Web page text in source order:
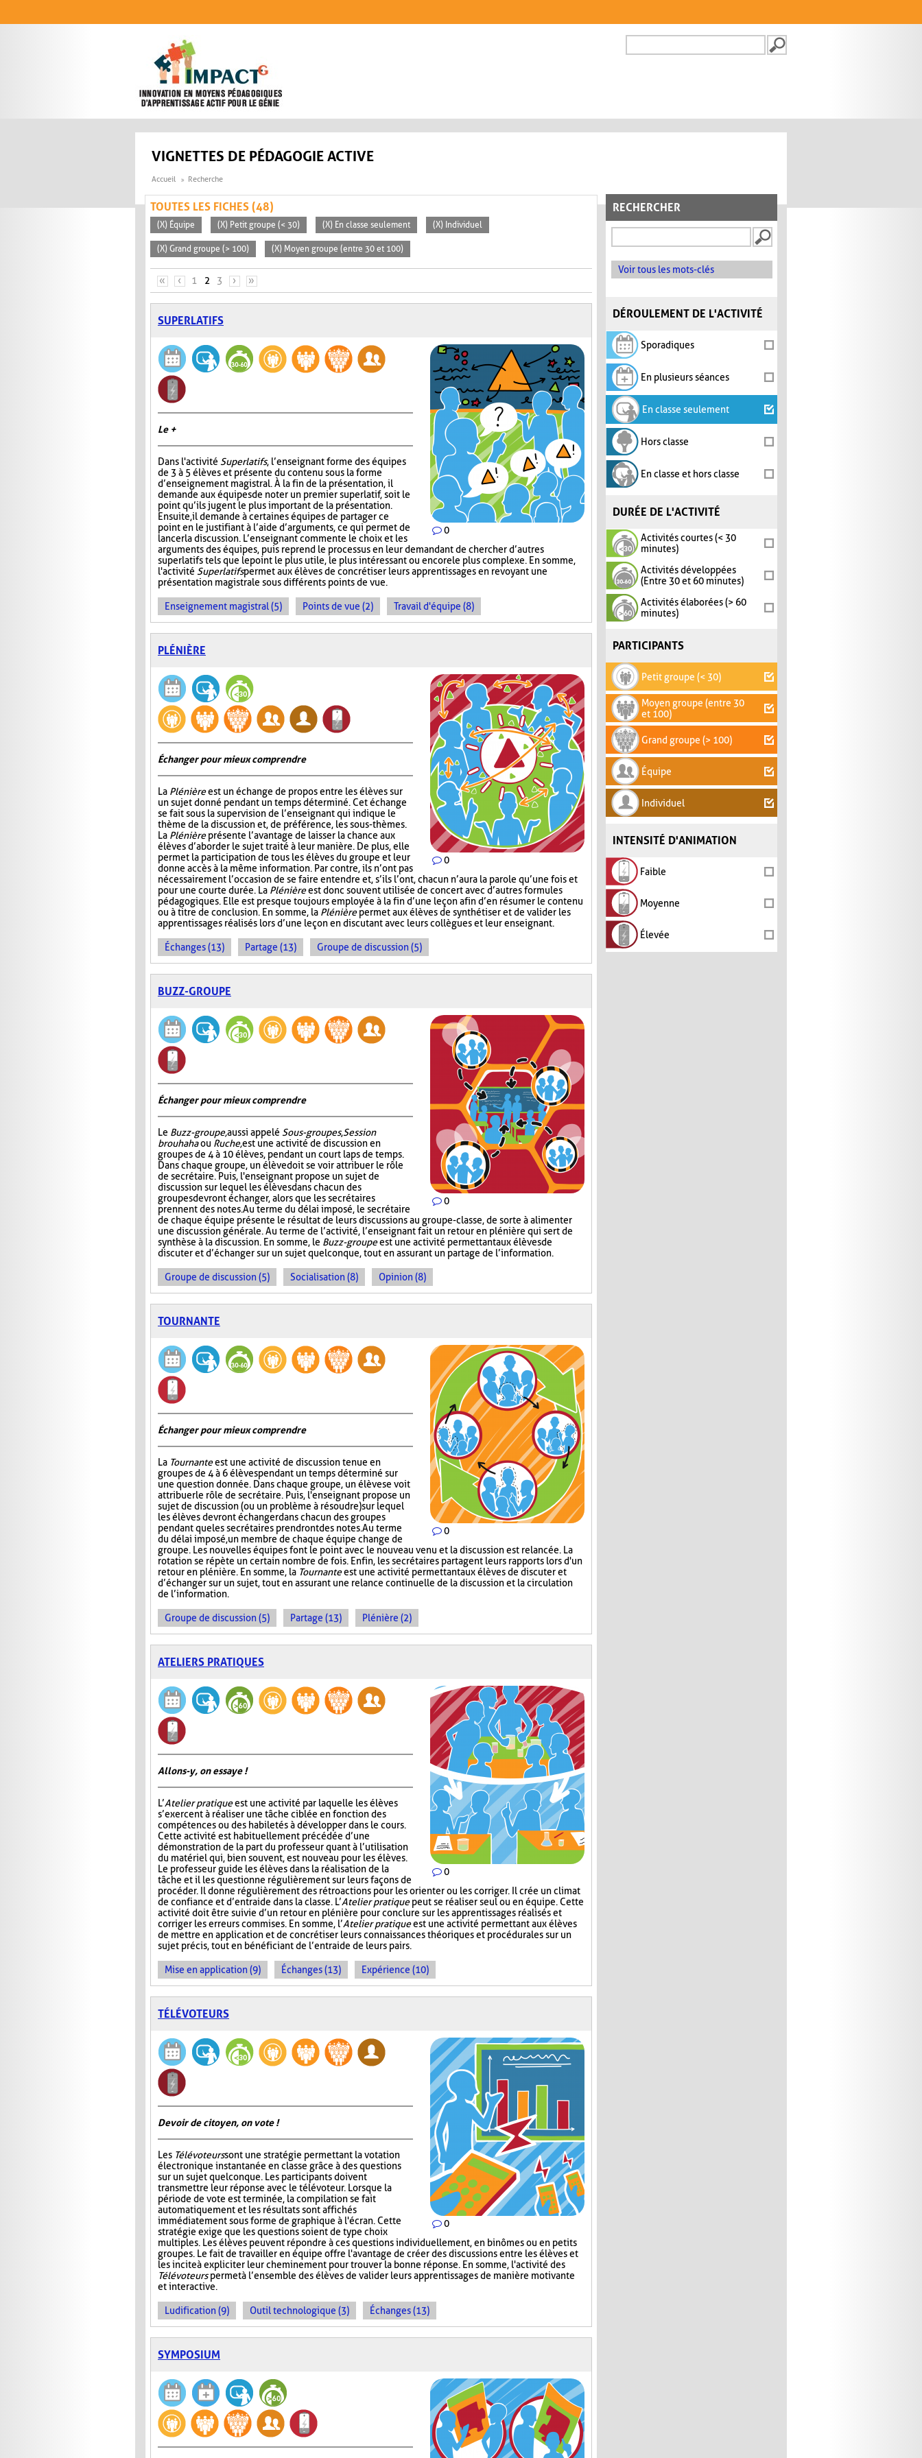
FORMULAIRE DE
VIGNETTES DE PÉDAGOGIE ACTIVE
Accueil Recherche
RECHERCHER
Voir tous les mots-clés
DÉROULEMENT DE L'ACTIVITÉ
Sporadiques
En plusieurs séances
En classe seulement
Hors classe
En classe et hors classe
DURÉE DE L'ACTIVITÉ
Activités courtes (< 30
minutes)
Activités développées
(Entre 30 et 60 minutes)
Activités élaborées (> 60
minutes)
PARTICIPANTS
Petit groupe (< 30)
Moyen groupe (entre 30
et 100)
Grand groupe (> 100)
Équipe
Individuel
INTENSITÉ D'ANIMATION
Faible
Moyenne
Élevée
TOUTES LES FICHES (48)
(X) Équipe (X) Petit groupe (< 30) (X) En classe seulement (X) Individuel
(X) Grand groupe (> 100) (X) Moyen groupe (entre 30 et 100)
PAGES
« ‹ 1 2 3 › »
SUPERLATIFS
0
Le +
Dans l'activité Superlatifs, l’enseignant forme des équipes
de 3 à 5 élèves et présente du contenu sous la forme
d’enseignement magistral. À la fin de la présentation, il
demande aux équipes de noter un premier superlatif, soit le
point qu’ils jugent le plus important de la présentation.
Ensuite, il demande à certaines équipes de partager ce
point en le justifiant à l’aide d’arguments, ce qui permet de
lancer la discussion. L’enseignant commente le choix et les
arguments des équipes, puis reprend le processus en leur demandant de chercher d’autres
superlatifs tels que le point le plus utile, le plus intéressant ou encore le plus complexe. En somme,
l'activité Superlatifspermet aux élèves de concrétiser leurs apprentissages en revoyant une
présentation magistrale sous différents points de vue.
Enseignement magistral (5) Points de vue (2) Travail d'équipe (8)
PLÉNIÈRE
0
Échanger pour mieux comprendre
La Plénièreest un échange de propos entre les élèves sur
un sujet donné pendant un temps déterminé. Cet échange
se fait sous la supervision de l’enseignant qui indique le
thème de la discussion et, de préférence, les sous-thèmes.
La Plénièreprésente l’avantage de laisser la chance aux
élèves d’aborder le sujet traité à leur manière. De plus, elle
permet la participation de tous les élèves du groupe et leur
donne accès à la même information. Par contre, ils n’ont pas
nécessairement l’occasion de se faire entendre et, s’ils l’ont, chacun n’aura la parole qu’une fois et
pour une courte durée. La Plénièreest donc souvent utilisée de concert avec d’autres formules
pédagogiques. Elle est presque toujours employée à la fin d’une leçon afin d’en résumer le contenu
ou à titre de conclusion. En somme, la Plénièrepermet aux élèves de synthétiser et de valider les
apprentissages réalisés lors d’une leçon en discutant avec leurs collègues et leur enseignant.
Échanges (13) Partage (13) Groupe de discussion (5)
BUZZ-GROUPE
0
Échanger pour mieux comprendre
Le Buzz-groupe,aussi appelé Sous-groupes,Session
brouhahaou Ruche,est une activité de discussion en
groupes de 4 à 10 élèves, pendant un court laps de temps.
Dans chaque groupe, un élève doit se voir attribuer le rôle
de secrétaire. Puis, l'enseignant propose un sujet de
discussion sur lequel les élèves dans chacun des
groupes devront échanger, alors que les secrétaires
prennent des notes. Au terme du délai imposé, le secrétaire
de chaque équipe présente le résultat de leurs discussions au groupe-classe, de sorte à alimenter
une discussion générale. Au terme de l’activité, l’enseignant fait un retour en plénière qui sert de
synthèse à la discussion. En somme, le Buzz-groupeest une activité permettant aux élèves de
discuter et d’échanger sur un sujet quelconque, tout en assurant un partage de l’information.
Groupe de discussion (5) Socialisation (8) Opinion (8)
TOURNANTE
0
Échanger pour mieux comprendre
La Tournanteest une activité de discussion tenue en
groupes de 4 à 6 élèves pendant un temps déterminé sur
une question donnée. Dans chaque groupe, un élève se voit
attribuer le rôle de secrétaire. Puis, l'enseignant propose un
sujet de discussion (ou un problème à résoudre) sur lequel
les élèves devront échanger dans chacun des groupes
pendant que les secrétaires prendront des notes. Au terme
du délai imposé, un membre de chaque équipe change de
groupe. Les nouvelles équipes font le point avec le nouveau venu et la discussion est relancée. La
rotation se répète un certain nombre de fois. Enfin, les secrétaires partagent leurs rapports lors d'un
retour en plénière. En somme, la Tournanteest une activité permettant aux élèves de discuter et
d’échanger sur un sujet, tout en assurant une relance continuelle de la discussion et la circulation
de l’information.
Groupe de discussion (5) Partage (13) Plénière (2)
ATELIERS PRATIQUES
0
Allons-y, on essaye !
L’Atelier pratiqueest une activité par laquelle les élèves
s’exercent à réaliser une tâche ciblée en fonction des
compétences ou des habiletés à développer dans le cours.
Cette activité est habituellement précédée d’une
démonstration de la part du professeur quant à l’utilisation
du matériel qui, bien souvent, est nouveau pour les élèves.
Le professeur guide les élèves dans la réalisation de la
tâche et il les questionne régulièrement sur leurs façons de
procéder. Il donne régulièrement des rétroactions pour les orienter ou les corriger. Il crée un climat
de confiance et d’entraide dans la classe. L’Atelier pratiquepeut se réaliser seul ou en équipe. Cette
activité doit être suivie d’un retour en plénière pour conclure sur les apprentissages réalisés et
corriger les erreurs commises. En somme, l’Atelier pratiqueest une activité permettant aux élèves
de mettre en application et de concrétiser leurs connaissances théoriques et procédurales sur un
sujet précis, tout en bénéficiant de l’entraide de leurs pairs.
Mise en application (9) Échanges (13) Expérience (10)
TÉLÉVOTEURS
0
Devoir de citoyen, on vote !
Les Télévoteurssont une stratégie permettant la votation
électronique instantanée en classe grâce à des questions
sur un sujet quelconque. Les participants doivent
transmettre leur réponse avec le télévoteur. Lorsque la
période de vote est terminée, la compilation se fait
automatiquement et les résultats sont affichés
immédiatement sous forme de graphique à l'écran. Cette
stratégie exige que les questions soient de type choix
multiples. Les élèves peuvent répondre à ces questions individuellement, en binômes ou en petits
groupes. Le fait de travailler en équipe offre l'avantage de créer des discussions entre les élèves et
les incite à expliciter leur cheminement pour trouver la bonne réponse. En somme, l'activité des
Télévoteurspermet à l’ensemble des élèves de valider leurs apprentissages de manière motivante
et interactive.
Ludification (9) Outil technologique (3) Échanges (13)
SYMPOSIUM